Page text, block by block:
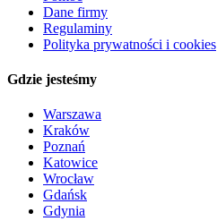
Dane firmy
Regulaminy
Polityka prywatności i cookies
Gdzie jesteśmy
Warszawa
Kraków
Poznań
Katowice
Wrocław
Gdańsk
Gdynia